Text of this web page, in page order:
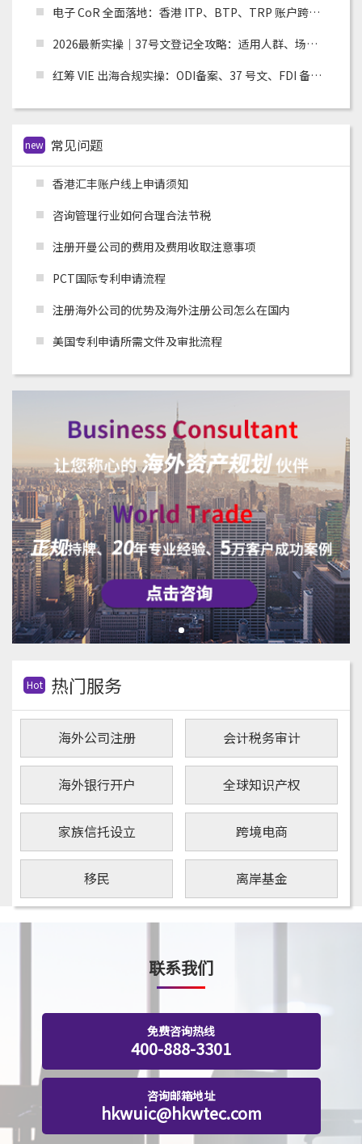
电子 CoR 全面落地：香港 ITP、BTP、TRP 账户跨境税务合规实操指南
2026最新实操｜37号文登记全攻略：适用人群、场景、流程及材料清单
红筹 VIE 出海合规实操：ODI备案、37 号文、FDI 备案适用场景全解析
new 常见问题
香港汇丰账户线上申请须知
咨询管理行业如何合理合法节税
注册开曼公司的费用及费用收取注意事项
PCT国际专利申请流程
注册海外公司的优势及海外注册公司怎么在国内
美国专利申请所需文件及审批流程
Hot 热门服务
海外公司注册 会计税务审计
海外银行开户 全球知识产权
家族信托设立 跨境电商
移民 离岸基金
联系我们
免费咨询热线
400-888-3301
咨询邮箱地址
hkwuic@hkwtec.com